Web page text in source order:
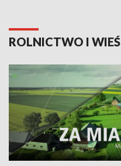
ROLNICTWO I WIEŚ